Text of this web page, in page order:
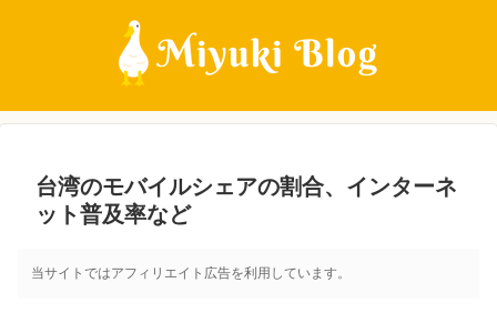
台湾のモバイルシェアの割合、インターネ
ット普及率など
当サイトではアフィリエイト広告を利用しています。